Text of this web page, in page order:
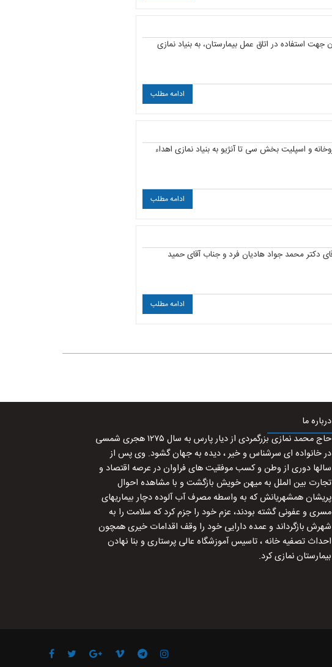
داپلر نوروسرجری به ارزش 120 میلیون تومان جهت استفاده در اتاق عمل بیمارستان، به بنیاد نمازی
ادامه مطلب
جک پالت داروخانه و اسپلیت بخش سی تا آنژیو به بنیاد نمازی اهداء
ادامه مطلب
دکتر محمد جواد هادیان فرد و جناب آقای حمید
ادامه مطلب
درباره ما
حاج محمد نمازی بزرگمردی از دیار پارس به سال ۱۲۷۵ هجری شمسی
در خانواده ای سرشناس و خیر ، دیده به جهان گشود. وی پس از
سالها دوری از وطن و کسب موفقیت های فراوان در عرصه اقتصاد و
تجارت بین الملل به میهن خویش بازگشت و با مشاهده احوال
پریشان همشهریانش که به واسطه مصرف آب آلوده دچار بیماریهای
مسری و عفونی گشته بودند، عزم خود را جزم کرد که سلامت را به
شهرش بازگرداند و عمده دارایی خود را وقف اقدامات خیری همچون
احداث تصفیه خانه ، تاسیس آموزشگاه عالی پرستاری و بنا نهادن
بیمارستان نمازی کرد.